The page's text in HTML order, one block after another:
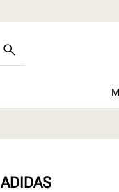
ADIDAS